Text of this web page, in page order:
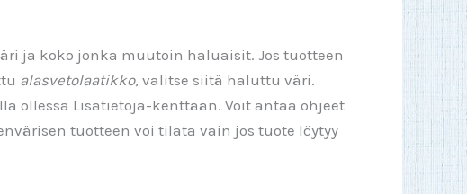
ja koko jonka muutoin haluaisit. Jos tuotteen
alasvetolaatikko, valitse siitä haluttu väri.
ollessa Lisätietoja-kenttään. Voit antaa ohjeet
tuotteen voi tilata vain jos tuote löytyy